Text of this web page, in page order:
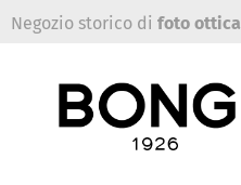
Negozio storico di foto ottica